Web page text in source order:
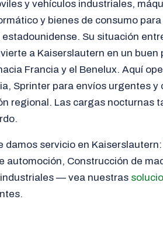
y vehículos industriales,
y bienes de consumo para
Su situación
a Kaiserslautern en un buen
Francia y el Benelux. Aquí
Sprinter para envíos urgentes y
regional. Las cargas nocturnas
damos servicio en
automoción, Construcción de
— vea nuestras